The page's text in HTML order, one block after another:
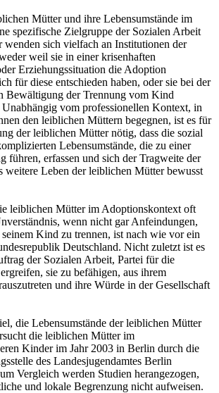
Mütter und ihre Lebensumstände im
spezifische Zielgruppe der Sozialen Arbeit
sich vielfach an Institutionen der
weil sie in einer krisenhaften
Erziehungssituation die Adoption
für diese entschieden haben, oder sie bei der
Bewältigung der Trennung vom Kind
vom professionellen Kontext, in
den leiblichen Müttern begegnen, ist es für
der leiblichen Mütter nötig, dass die sozial
Lebensumstände, die zu einer
führen, erfassen und sich der Tragweite der
weitere Leben der leiblichen Mütter bewusst
leiblichen Mütter im Adoptionskontext oft
wenn nicht gar Anfeindungen,
Kind zu trennen, ist nach wie vor ein
Deutschland. Nicht zuletzt ist es
der Sozialen Arbeit, Partei für die
sie zu befähigen, aus ihrem
und ihre Würde in der Gesellschaft
die Lebensumstände der leiblichen Mütter
die leiblichen Mütter im
Kinder im Jahr 2003 in Berlin durch die
des Landesjugendamtes Berlin
Vergleich werden Studien herangezogen,
und lokale Begrenzung nicht aufweisen.